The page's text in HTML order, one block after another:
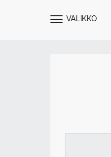
NÄYTÄVALIKKO